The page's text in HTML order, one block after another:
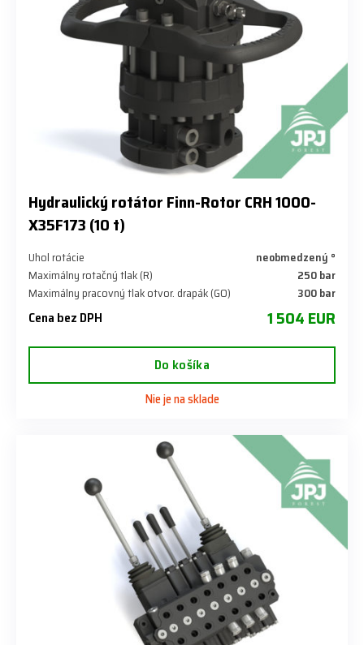
​Hydraulický rotátor Finn-Rotor ​CRH 1000-
X35F173 (10 t)
Uhol rotácie
neobmedzený °
Maximálny rotačný tlak (R)
250 bar
Maximálny pracovný tlak otvor. drapák (GO)
300 bar
Cena bez DPH 1 504 EUR
Do košíka
Nie je na sklade